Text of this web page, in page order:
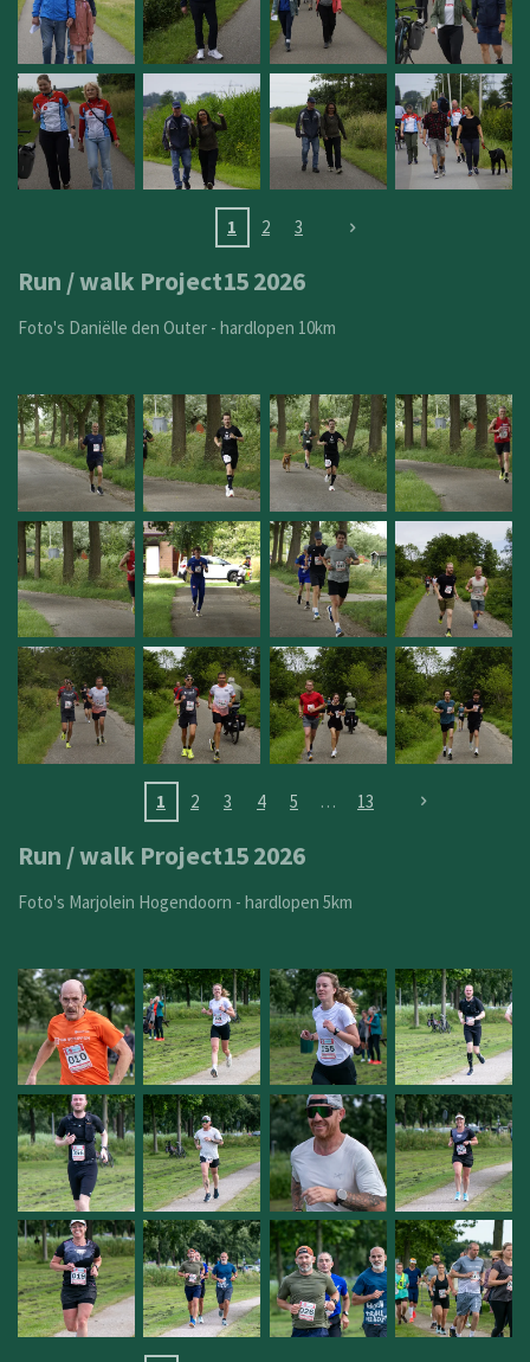
1 2 3
Run / walk Project15 2026
Foto's Daniëlle den Outer - hardlopen 10km
1 2 3 4 5 13
Run / walk Project15 2026
Foto's Marjolein Hogendoorn - hardlopen 5km